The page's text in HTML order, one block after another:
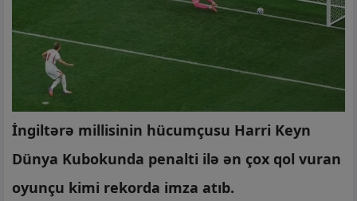
İngiltərə millisinin hücumçusu Harri Keyn
Dünya Kubokunda penalti ilə ən çox qol vuran
oyunçu kimi rekorda imza atıb.